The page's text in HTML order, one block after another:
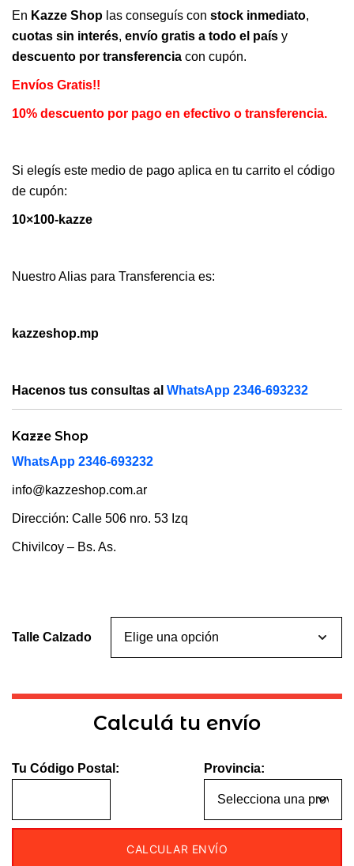
En Kazze Shop las conseguís con stock inmediato,
cuotas sin interés, envío gratis a todo el país y
descuento por transferencia con cupón.
Envíos Gratis!!
10% descuento por pago en efectivo o transferencia.
Si elegís este medio de pago aplica en tu carrito el código
de cupón:
10×100-kazze
Nuestro Alias para Transferencia es:
kazzeshop.mp
Hacenos tus consultas al WhatsApp 2346-693232
Kazze Shop
WhatsApp 2346-693232
info@kazzeshop.com.ar
Dirección: Calle 506 nro. 53 Izq
Chivilcoy – Bs. As.
Talle Calzado
Calculá tu envío
Tu Código Postal: Provincia:
CALCULAR ENVÍO